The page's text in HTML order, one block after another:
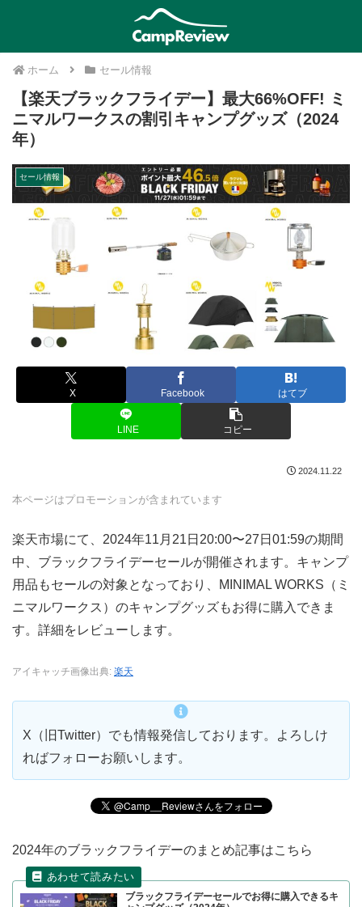
ホーム セール情報
【楽天ブラックフライデー】最大66%OFF! ミ
ニマルワークスの割引キャンプグッズ（2024
年）
セール情報
X Facebook はてブ
LINE コピー
2024.11.22
本ページはプロモーションが含まれています
楽天市場にて、2024年11月21日20:00〜27日01:59の期間
中、ブラックフライデーセールが開催されます。キャンプ
用品もセールの対象となっており、MINIMAL WORKS（ミ
ニマルワークス）のキャンプグッズもお得に購入できま
す。詳細をレビューします。
アイキャッチ画像出典: 楽天
X（旧Twitter）でも情報発信しております。よろしけ
ればフォローお願いします。
2024年のブラックフライデーのまとめ記事はこちら
ブラックフライデーセールでお得に購入できるキ